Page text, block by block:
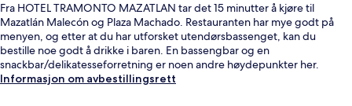
Fra HOTEL TRAMONTO MAZATLAN tar det 15 minutter å kjøre til
Mazatlán Malecón og Plaza Machado. Restauranten har mye godt på
menyen, og etter at du har utforsket utendørsbassenget, kan du
bestille noe godt å drikke i baren. En bassengbar og en
snackbar/delikatesseforretning er noen andre høydepunkter her.
Informasjon om avbestillingsrett